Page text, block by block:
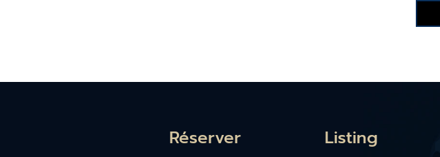
Réserver Listing